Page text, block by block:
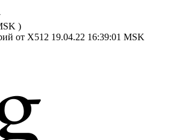
)
от X512 19.04.22 16:39:01 MSK